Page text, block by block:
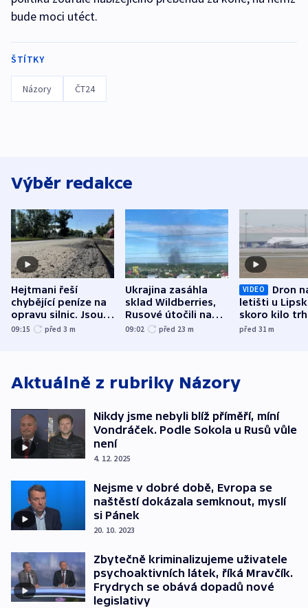
bude moci utéct.
ŠTÍTKY
Názory ČT24
Výběr redakce
Hejtmani řeší
chybějící peníze na
opravu silnic. Jsou
nenárokové, namítá
09:15 před 3 m
Ukrajina zasáhla
sklad Wildberries,
Rusové útočili na
trh, hasiče či
09:02 před 23 m
VIDEO
Dron
letišti u
skoro kilo
indicie
před 31m
Aktuálně z rubriky Názory
Nikdy jsme nebyli blíž příměří, míní
Vondráček. Podle Sokola u Rusů vůle
není
4. 12. 2025
Nejsme v dobré době, Evropa se
naštěstí dokázala semknout, myslí
si Pánek
20. 10. 2023
Zbytečně kriminalizujeme uživatele
psychoaktivních látek, říká Mravčík.
Frydrych se obává dopadů nové
legislativy